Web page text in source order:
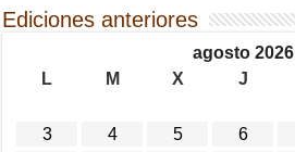
Ediciones anteriores
agosto 2026
L
M X J
3
4 5 6